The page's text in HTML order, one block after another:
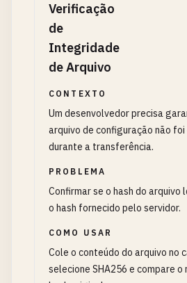
Verificação
de
Integridade
de Arquivo
CONTEXTO
Um desenvolvedor precisa
arquivo de configuração não
durante a transferência.
PROBLEMA
Confirmar se o hash do arquivo
o hash fornecido pelo servidor.
COMO USAR
Cole o conteúdo do arquivo no
selecione SHA256 e compare